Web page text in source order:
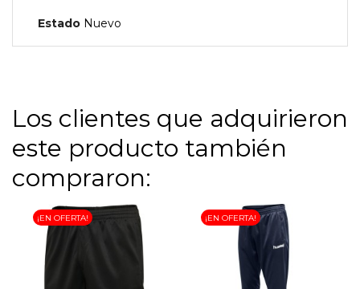
Estado Nuevo
Los clientes que adquirieron
este producto también
compraron:
¡EN OFERTA! ¡EN OFERTA!